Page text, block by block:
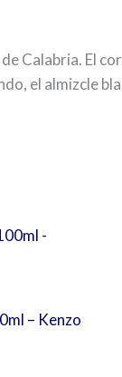
Calabria. El
el almizcle
– Kenzo